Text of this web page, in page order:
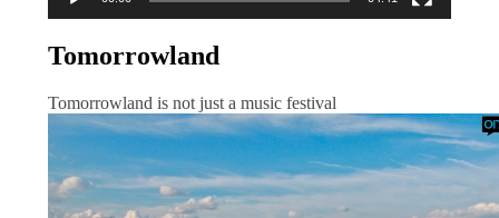
Tomorrowland
Tomorrowland is not just a music festival